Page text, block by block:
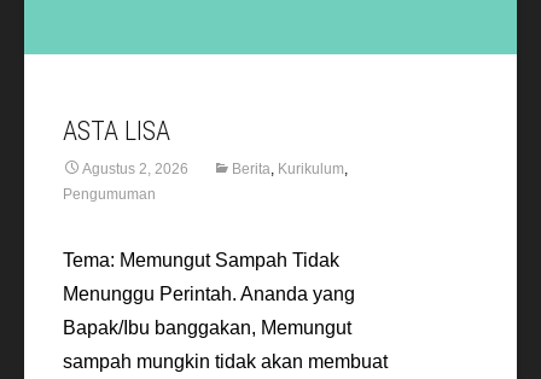
ASTA LISA
Agustus 2, 2026 Berita, Kurikulum,
Pengumuman
Tema: Memungut Sampah Tidak
Menunggu Perintah. Ananda yang
Bapak/Ibu banggakan, Memungut
sampah mungkin tidak akan membuat